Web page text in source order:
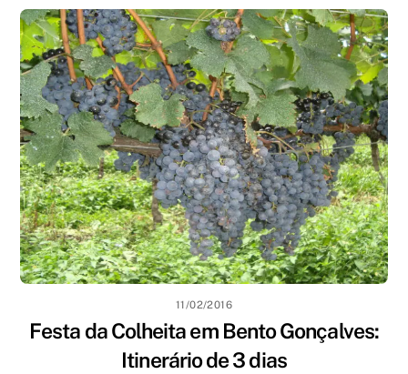
11/02/2016
Festa da Colheita em Bento Gonçalves:
Itinerário de 3 dias